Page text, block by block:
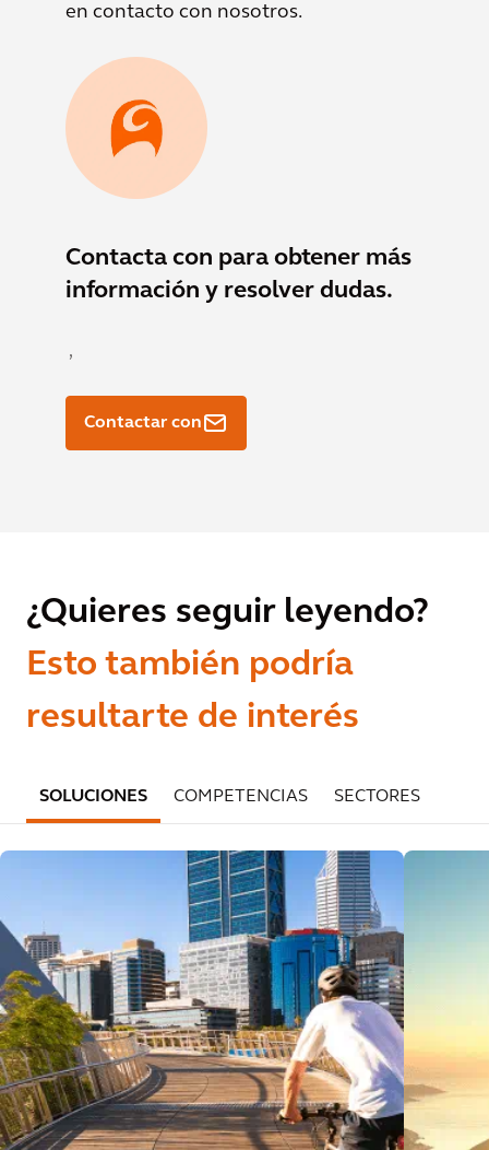
en contacto con nosotros.
Contacta con para obtener más
información y resolver dudas.
,
Contactar con
¿Quieres seguir leyendo?
Esto también podría
resultarte de interés
SOLUCIONES COMPETENCIAS SECTORES